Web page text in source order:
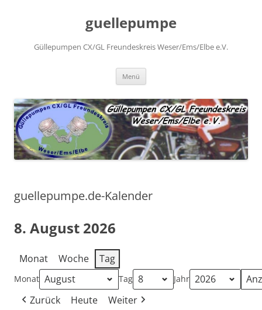
guellepumpe
Güllepumpen CX/GL Freundeskreis Weser/Ems/Elbe e.V.
Menü
guellepumpe.de-Kalender
8. August 2026
Monat Woche Tag
Monat Tag Jahr
Zurück Heute Weiter